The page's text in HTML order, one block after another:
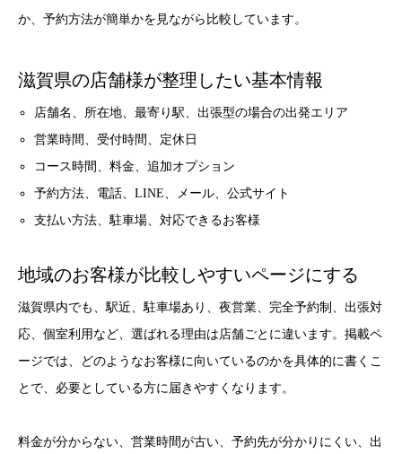
か、予約方法が簡単かを見ながら比較しています。
滋賀県の店舗様が整理したい基本情報
店舗名、所在地、最寄り駅、出張型の場合の出発エリア
営業時間、受付時間、定休日
コース時間、料金、追加オプション
予約方法、電話、LINE、メール、公式サイト
支払い方法、駐車場、対応できるお客様
地域のお客様が比較しやすいページにする
滋賀県内でも、駅近、駐車場あり、夜営業、完全予約制、出張対
応、個室利用など、選ばれる理由は店舗ごとに違います。掲載ペ
ージでは、どのようなお客様に向いているのかを具体的に書くこ
とで、必要としている方に届きやすくなります。
料金が分からない、営業時間が古い、予約先が分かりにくい、出